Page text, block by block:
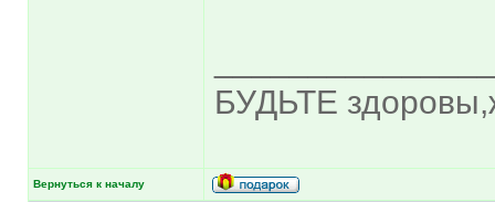
БУДЬТЕ
Вернуться к началу